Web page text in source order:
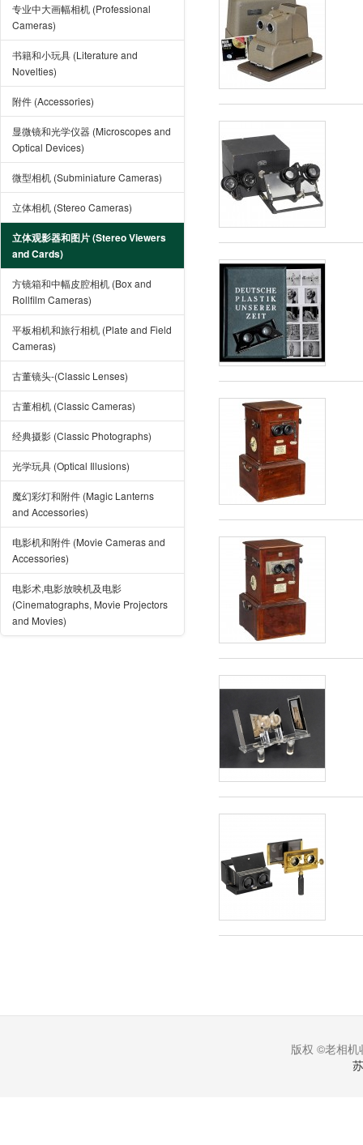
专业中大画幅相机 (Professional
Cameras)
书籍和小玩具 (Literature and
Novelties)
附件 (Accessories)
显微镜和光学仪器 (Microscopes and
Optical Devices)
微型相机 (Subminiature Cameras)
立体相机 (Stereo Cameras)
立体观影器和图片 (Stereo Viewers
and Cards)
方镜箱和中幅皮腔相机 (Box and
Rollfilm Cameras)
平板相机和旅行相机 (Plate and Field
Cameras)
古董镜头-(Classic Lenses)
古董相机 (Classic Cameras)
经典摄影 (Classic Photographs)
光学玩具 (Optical Illusions)
魔幻彩灯和附件 (Magic Lanterns
and Accessories)
电影机和附件 (Movie Cameras and
Accessories)
电影术,电影放映机及电影
(Cinematographs, Movie Projectors
and Movies)
版权 ©老相